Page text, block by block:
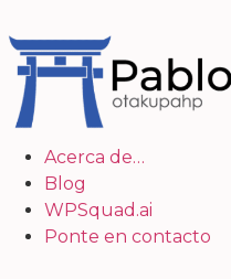
Acerca de…
Blog
WPSquad.ai
Ponte en contacto